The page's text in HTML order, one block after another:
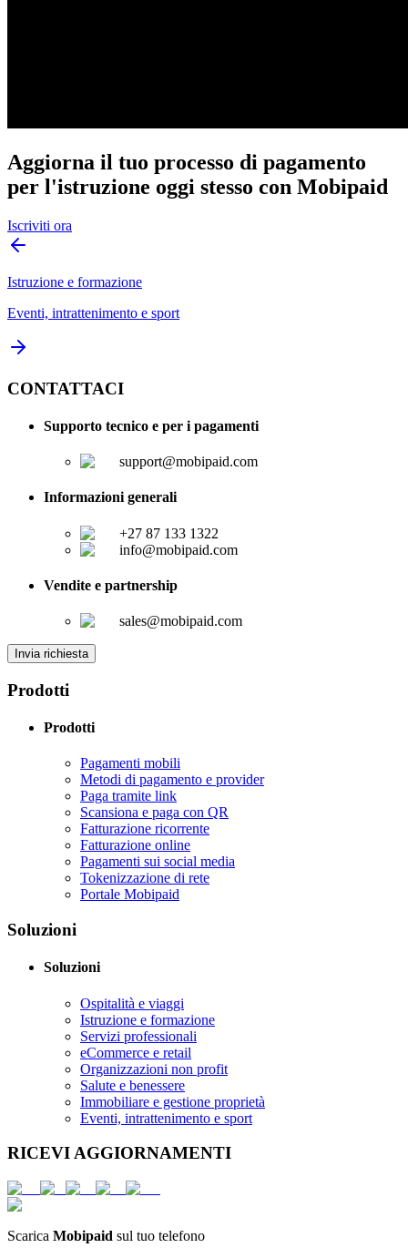
Aggiorna il tuo processo di pagamento
per l'istruzione oggi stesso con Mobipaid
Iscriviti ora
Istruzione e formazione
Eventi, intrattenimento e sport
CONTATTACI
Supporto tecnico e per i pagamenti
support@mobipaid.com
Informazioni generali
+27 87 133 1322
info@mobipaid.com
Vendite e partnership
sales@mobipaid.com
Invia richiesta
Prodotti
Prodotti
Pagamenti mobili
Metodi di pagamento e provider
Paga tramite link
Scansiona e paga con QR
Fatturazione ricorrente
Fatturazione online
Pagamenti sui social media
Tokenizzazione di rete
Portale Mobipaid
Soluzioni
Soluzioni
Ospitalità e viaggi
Istruzione e formazione
Servizi professionali
eCommerce e retail
Organizzazioni non profit
Salute e benessere
Immobiliare e gestione proprietà
Eventi, intrattenimento e sport
RICEVI AGGIORNAMENTI
Scarica Mobipaid sul tuo telefono